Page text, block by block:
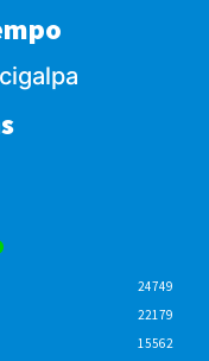
24749
22179
15562